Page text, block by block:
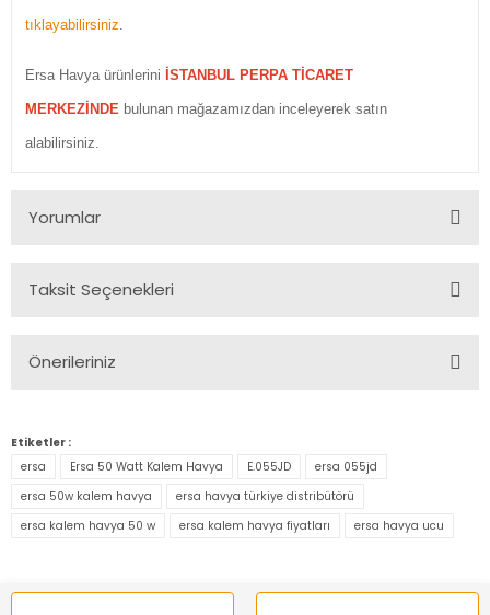
tıklayabilirsiniz.
Ersa Havya ürünlerini İSTANBUL PERPA TİCARET
MERKEZİNDE bulunan mağazamızdan inceleyerek satın
alabilirsiniz.
Yorumlar
Taksit Seçenekleri
Önerileriniz
konularda yetersiz gördüğünüz noktaları öneri formunu
kullanarak tarafımıza iletebilirsiniz.
Görüş ve önerileriniz için teşekkür ederiz.
Ürün resmi kalitesiz, bozuk veya görüntülenemiyor.
Ürün bilgilerinde hatalar bulunuyor.
Etiketler :
ersa
Ersa 50 Watt Kalem Havya E.055JD
ersa 055jd
ersa 50w kalem havya
ersa havya türkiye distribütörü
ersa kalem havya 50 w
ersa kalem havya fiyatları ersa havya ucu